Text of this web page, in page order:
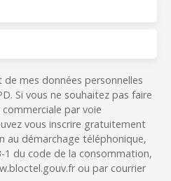
mes données personnelles
Si vous ne souhaitez pas faire
par voie
vous inscrire gratuitement
au démarchage téléphonique,
1 du code de la consommation,
ou par courrier